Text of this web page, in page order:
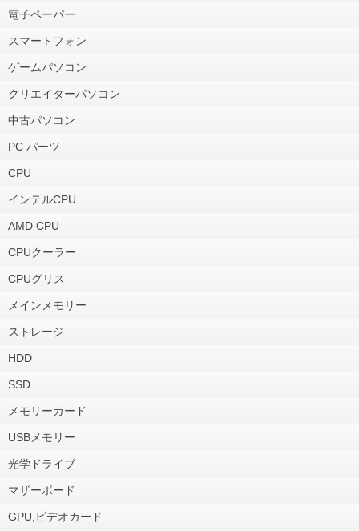
電子ペーパー
スマートフォン
ゲームパソコン
クリエイターパソコン
中古パソコン
PC パーツ
CPU
インテルCPU
AMD CPU
CPUクーラー
CPUグリス
メインメモリー
ストレージ
HDD
SSD
メモリーカード
USBメモリー
光学ドライブ
マザーボード
GPU,ビデオカード